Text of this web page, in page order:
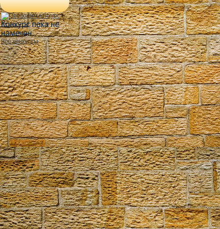
Конкурс пока не
намечен
Все конкурсы